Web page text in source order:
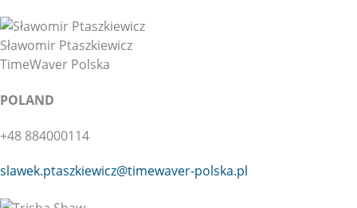
Sławomir Ptaszkiewicz
TimeWaver Polska
POLAND
+48 884000114
slawek.ptaszkiewicz@timewaver-polska.pl